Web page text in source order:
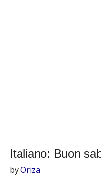
Italiano: Buon
byOriza